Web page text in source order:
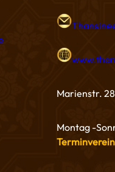
Marienstr.
Montag -